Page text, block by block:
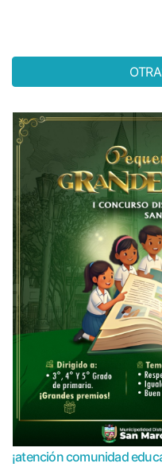
¡atención comunidad